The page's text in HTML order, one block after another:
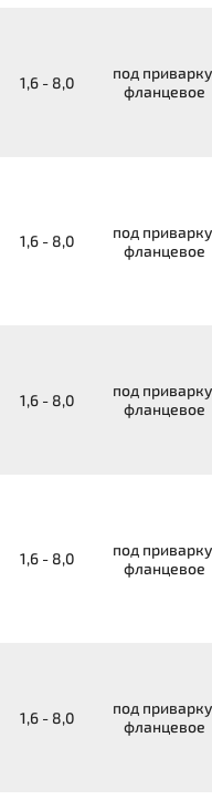
1,6 - 8,0
под
фланцевое
1,6 - 8,0
под
фланцевое
1,6 - 8,0
под
фланцевое
1,6 - 8,0
под
фланцевое
1,6 - 8,0
под
фланцевое